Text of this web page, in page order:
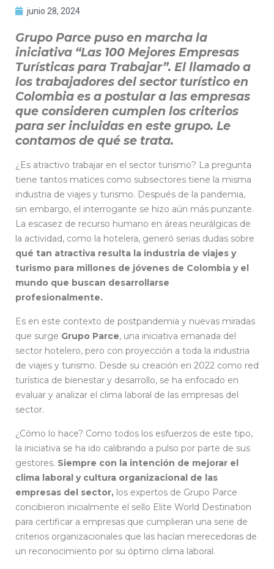
junio 28, 2024
Grupo Parce puso en marcha la
iniciativa “Las 100 Mejores Empresas
Turísticas para Trabajar”. El llamado a
los trabajadores del sector turístico en
Colombia es a postular a las empresas
que consideren cumplen los criterios
para ser incluidas en este grupo. Le
contamos de qué se trata.
¿Es atractivo trabajar en el sector turismo? La pregunta
tiene tantos matices como subsectores tiene la misma
industria de viajes y turismo. Después de la pandemia,
sin embargo, el interrogante se hizo aún más punzante.
La escasez de recurso humano en áreas neurálgicas de
la actividad, como la hotelera, generó serias dudas sobre
qué tan atractiva resulta la industria de viajes y
turismo para millones de jóvenes de Colombia y el
mundo que buscan desarrollarse
profesionalmente.
Es en este contexto de postpandemia y nuevas miradas
que surge Grupo Parce, una iniciativa emanada del
sector hotelero, pero con proyección a toda la industria
de viajes y turismo. Desde su creación en 2022 como red
turística de bienestar y desarrollo, se ha enfocado en
evaluar y analizar el clima laboral de las empresas del
sector.
¿Cómo lo hace? Como todos los esfuerzos de este tipo,
la iniciativa se ha ido calibrando a pulso por parte de sus
gestores. Siempre con la intención de mejorar el
clima laboral y cultura organizacional de las
empresas del sector, los expertos de Grupo Parce
concibieron inicialmente el sello Elite World Destination
para certificar a empresas que cumplieran una serie de
criterios organizacionales que las hacían merecedoras de
un reconocimiento por su óptimo clima laboral.